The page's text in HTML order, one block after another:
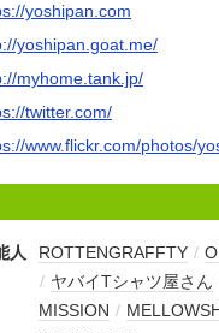
yoshipan.com
yoshipan.goat.me/
myhome.tank.jp/
twitter.com/
www.flickr.com/photos/
人 ROTTENGRAFFTY /
/ ヤバイTシャツ屋さん
MISSION /